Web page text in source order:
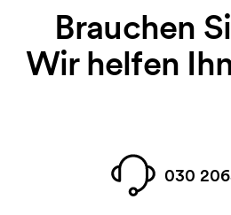
Brauchen
Wir helfen
030